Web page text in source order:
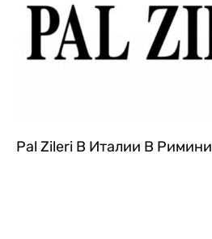
Pal Zileri В Италии В Римини